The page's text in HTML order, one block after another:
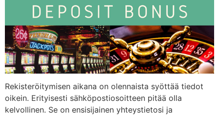
Rekisteröitymisen aikana on olennaista syöttää tiedot
oikein. Erityisesti sähköpostiosoitteen pitää olla
kelvollinen. Se on ensisijainen yhteystietosi ja